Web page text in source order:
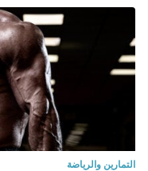
التمارين والرياضة